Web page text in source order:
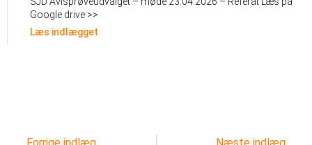
Google drive >>
Læs indlægget